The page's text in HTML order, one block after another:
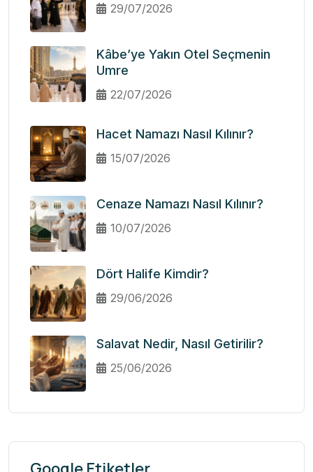
29/07/2026
Kâbe’ye Yakın Otel Seçmenin
Umre
22/07/2026
Hacet Namazı Nasıl Kılınır?
15/07/2026
Cenaze Namazı Nasıl Kılınır?
10/07/2026
Dört Halife Kimdir?
29/06/2026
Salavat Nedir, Nasıl Getirilir?
25/06/2026